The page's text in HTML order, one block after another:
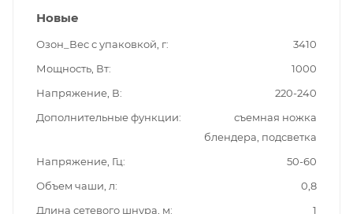
Новые
Озон_Вес с упаковкой, г
3410
Мощность, Вт
1000
Напряжение, В
220-240
Дополнительные функции
съемная ножка
блендера, подсветка
Напряжение, Гц
50-60
Объем чаши, л
0,8
Длина сетевого шнура, м
1